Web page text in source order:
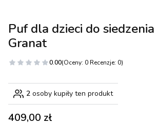
Puf dla dzieci do
Granat
0.00(Oceny: 0 Recenzje: 0)
2 osoby kupiły ten produkt
Cena
409,00 zł